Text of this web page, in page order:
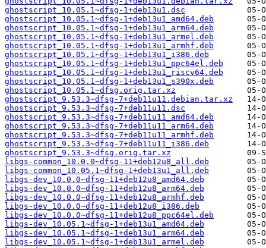
ghostscript_10.05.1~dfsg-1+deb13u1.dsc
ghostscript_10.05.1~dfsg-1+deb13u1_amd64.deb
ghostscript_10.05.1~dfsg-1+deb13u1_arm64.deb
ghostscript_10.05.1~dfsg-1+deb13u1_armel.deb
ghostscript_10.05.1~dfsg-1+deb13u1_armhf.deb
ghostscript_10.05.1~dfsg-1+deb13u1_i386.deb
ghostscript_10.05.1~dfsg-1+deb13u1_ppc64el.deb
ghostscript_10.05.1~dfsg-1+deb13u1_riscv64.deb
ghostscript_10.05.1~dfsg-1+deb13u1_s390x.deb
ghostscript_10.05.1~dfsg.orig.tar.xz
ghostscript_9.53.3~dfsg-7+deb11u11.debian.tar.xz
ghostscript_9.53.3~dfsg-7+deb11u11.dsc
ghostscript_9.53.3~dfsg-7+deb11u11_amd64.deb
ghostscript_9.53.3~dfsg-7+deb11u11_arm64.deb
ghostscript_9.53.3~dfsg-7+deb11u11_armhf.deb
ghostscript_9.53.3~dfsg-7+deb11u11_i386.deb
ghostscript_9.53.3~dfsg.orig.tar.xz
libgs-common_10.0.0~dfsg-11+deb12u8_all.deb
libgs-common_10.05.1~dfsg-1+deb13u1_all.deb
libgs-dev_10.0.0~dfsg-11+deb12u8_amd64.deb
libgs-dev_10.0.0~dfsg-11+deb12u8_arm64.deb
libgs-dev_10.0.0~dfsg-11+deb12u8_armhf.deb
libgs-dev_10.0.0~dfsg-11+deb12u8_i386.deb
libgs-dev_10.0.0~dfsg-11+deb12u8_ppc64el.deb
libgs-dev_10.05.1~dfsg-1+deb13u1_amd64.deb
libgs-dev_10.05.1~dfsg-1+deb13u1_arm64.deb
libgs-dev_10.05.1~dfsg-1+deb13u1_armel.deb